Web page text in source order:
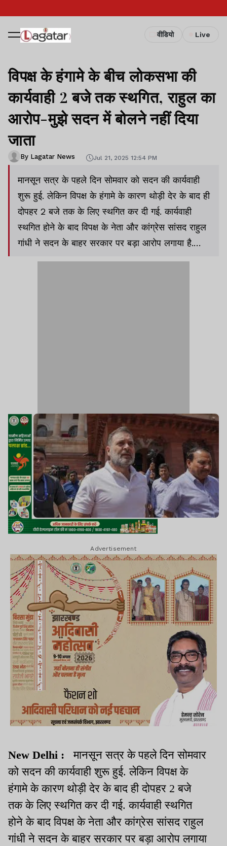
वीडियो Live
विपक्ष के हंगामे के बीच लोकसभा की
कार्यवाही 2 बजे तक स्थगित, राहुल का
आरोप-मुझे सदन में बोलने नहीं दिया
जाता
By Lagatar News Jul 21, 2025 12:54 PM
मानसून सत्र के पहले दिन सोमवार को सदन की कार्यवाही
शुरू हुई. लेकिन विपक्ष के हंगामे के कारण थोड़ी देर के बाद ही
दोपहर 2 बजे तक के लिए स्थगित कर दी गई. कार्यवाही
स्थगित होने के बाद विपक्ष के नेता और कांग्रेस सांसद राहुल
गांधी ने सदन के बाहर सरकार पर बड़ा आरोप लगाया है.
Advertisement
New Delhi :मानसून सत्र के पहले दिन सोमवार
को सदन की कार्यवाही शुरू हुई. लेकिन विपक्ष के
हंगामे के कारण थोड़ी देर के बाद ही दोपहर 2 बजे
तक के लिए स्थगित कर दी गई. कार्यवाही स्थगित
होने के बाद विपक्ष के नेता और कांग्रेस सांसद राहुल
गांधी ने सदन के बाहर सरकार पर बड़ा आरोप लगाया